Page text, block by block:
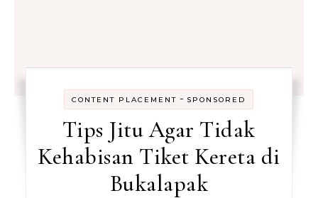
CONTENT PLACEMENT - SPONSORED
Tips Jitu Agar Tidak
Kehabisan Tiket Kereta di
Bukalapak